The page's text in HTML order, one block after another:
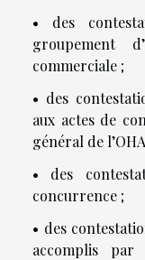
• des
groupement
commerciale ;
• des
aux actes de
général de
• des
concurrence ;
• des
accomplis